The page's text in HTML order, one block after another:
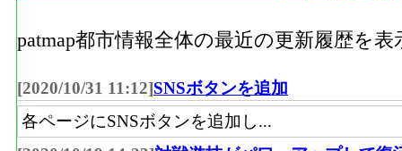
patmap都市情報全体の最近の更新履歴を表
[2020/10/31 11:12]SNSボタンを追加
各ページにSNSボタンを追加し...